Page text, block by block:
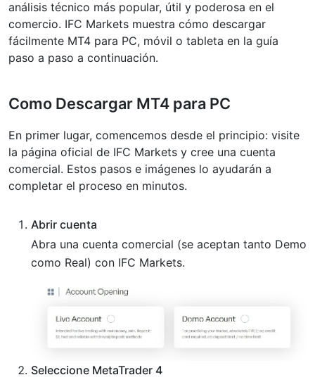
Características de MetaTrader 4
Análisis técnico completo
Múltiples ventanas abiertas cada uno con sus
configuraciones e indicadores propios
Interfaz cómoda de multi-lengua
Operaciones con un solo click
Historial de operaciones realizadas según
distintos parámetros
análisis técnico más popular, útil y poderosa en el
comercio. IFC Markets muestra cómo descargar
fácilmente MT4 para PC, móvil o tableta en la guía
paso a paso a continuación.
Como Descargar MT4 para PC
En primer lugar, comencemos desde el principio: visite
la página oficial de IFC Markets y cree una cuenta
comercial. Estos pasos e imágenes lo ayudarán a
completar el proceso en minutos.
Abrir cuenta
Abra una cuenta comercial (se aceptan tanto Demo
como Real) con IFC Markets.
Seleccione MetaTrader 4